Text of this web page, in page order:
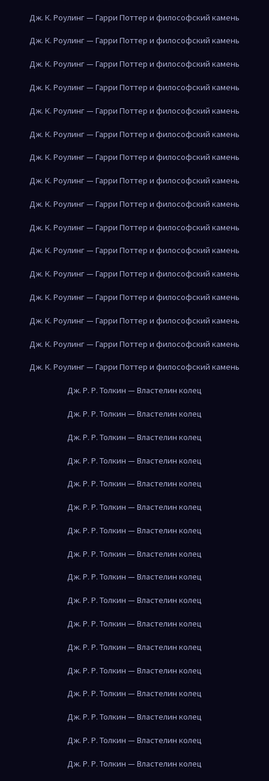
Дж. К. Роулинг — Гарри Поттер и философский камень
Дж. К. Роулинг — Гарри Поттер и философский камень
Дж. К. Роулинг — Гарри Поттер и философский камень
Дж. К. Роулинг — Гарри Поттер и философский камень
Дж. К. Роулинг — Гарри Поттер и философский камень
Дж. К. Роулинг — Гарри Поттер и философский камень
Дж. К. Роулинг — Гарри Поттер и философский камень
Дж. К. Роулинг — Гарри Поттер и философский камень
Дж. К. Роулинг — Гарри Поттер и философский камень
Дж. К. Роулинг — Гарри Поттер и философский камень
Дж. К. Роулинг — Гарри Поттер и философский камень
Дж. К. Роулинг — Гарри Поттер и философский камень
Дж. К. Роулинг — Гарри Поттер и философский камень
Дж. К. Роулинг — Гарри Поттер и философский камень
Дж. К. Роулинг — Гарри Поттер и философский камень
Дж. К. Роулинг — Гарри Поттер и философский камень
Дж. Р. Р. Толкин — Властелин колец
Дж. Р. Р. Толкин — Властелин колец
Дж. Р. Р. Толкин — Властелин колец
Дж. Р. Р. Толкин — Властелин колец
Дж. Р. Р. Толкин — Властелин колец
Дж. Р. Р. Толкин — Властелин колец
Дж. Р. Р. Толкин — Властелин колец
Дж. Р. Р. Толкин — Властелин колец
Дж. Р. Р. Толкин — Властелин колец
Дж. Р. Р. Толкин — Властелин колец
Дж. Р. Р. Толкин — Властелин колец
Дж. Р. Р. Толкин — Властелин колец
Дж. Р. Р. Толкин — Властелин колец
Дж. Р. Р. Толкин — Властелин колец
Дж. Р. Р. Толкин — Властелин колец
Дж. Р. Р. Толкин — Властелин колец
Дж. Р. Р. Толкин — Властелин колец